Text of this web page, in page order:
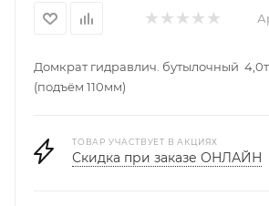
Домкрат гидравлич. бутылочный
(подъём 110мм)
ТОВАР УЧАСТВУЕТ В АКЦИЯХ
Скидка при заказе ОНЛАЙН